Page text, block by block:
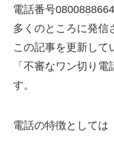
電話番号
多くのところに発信
この記事を更新して
「不審なワン切り
す。
電話の特徴としては